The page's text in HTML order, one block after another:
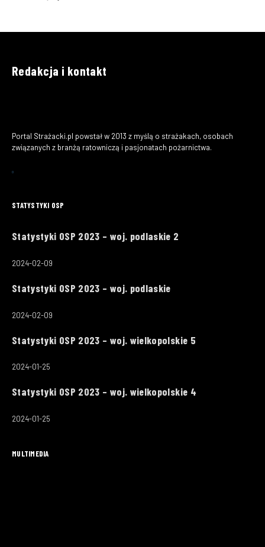
Redakcja i kontakt
Portal Strażacki.pl powstał w 2013 z myślą o strażakach, osobach
związanych z branżą ratowniczą i pasjonatach pożarnictwa.
STATYSTYKI OSP
Statystyki OSP 2023 – woj. podlaskie 2
2024-02-09
Statystyki OSP 2023 – woj. podlaskie
2024-02-09
Statystyki OSP 2023 – woj. wielkopolskie 5
2024-01-25
Statystyki OSP 2023 – woj. wielkopolskie 4
2024-01-25
MULTIMEDIA